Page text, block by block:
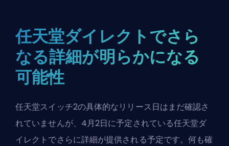
任天堂ダイレクトでさら
なる詳細が明らかになる
可能性
任天堂スイッチ2の具体的なリリース日はまだ確認さ
れていませんが、4月2日に予定されている任天堂ダ
イレクトでさらに詳細が提供される予定です。何も確